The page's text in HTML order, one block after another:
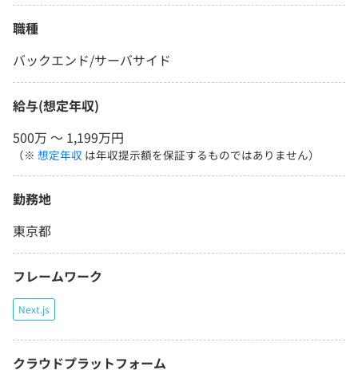
職種
バックエンド/サーバサイド
給与(想定年収)
500万 〜 1,199万円
（※ 想定年収 は年収提示額を保証するものではありません）
勤務地
東京都
フレームワーク
Next.js
クラウドプラットフォーム